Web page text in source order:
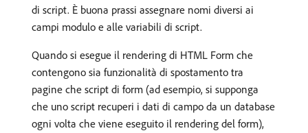
di script. È buona prassi assegnare nomi diversi ai
campi modulo e alle variabili di script.
Quando si esegue il rendering di HTML Form che
contengono sia funzionalità di spostamento tra
pagine che script di form (ad esempio, si supponga
che uno script recuperi i dati di campo da un database
ogni volta che viene eseguito il rendering del form),